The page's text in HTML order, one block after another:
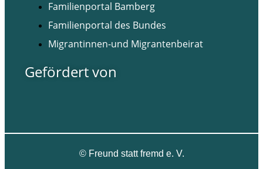
Familienportal Bamberg
Familienportal des Bundes
Migrantinnen-und Migrantenbeirat
Gefördert von
©Freund statt fremd e. V.